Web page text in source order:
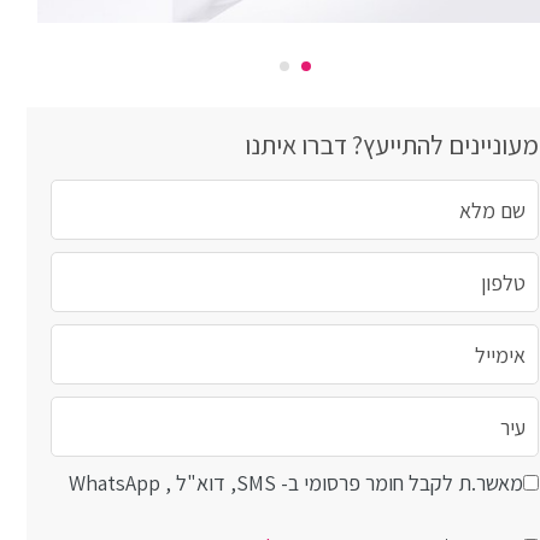
מעוניינים להתייעץ? דברו איתנו
מאשר.ת לקבל חומר פרסומי ב- SMS, דוא"ל , WhatsApp